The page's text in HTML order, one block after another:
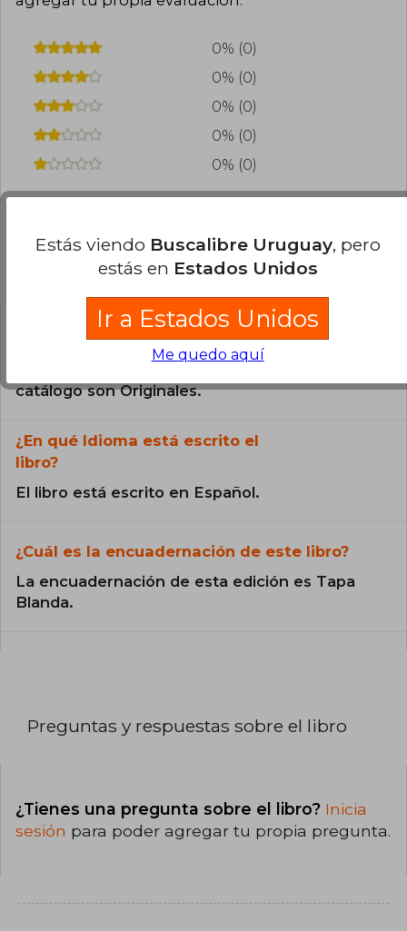
0% (0)
0% (0)
0% (0)
0% (0)
0% (0)
Preguntas frecuentes sobre el libro
¿El libro es original?
catálogo son Originales.
¿En qué Idioma está escrito el
libro?
El libro está escrito en Español.
¿Cuál es la encuadernación de este libro?
La encuadernación de esta edición es Tapa
Blanda.
Preguntas y respuestas sobre el libro
¿Tienes una pregunta sobre el libro? Inicia
sesión para poder agregar tu propia pregunta.
Estás viendo Buscalibre Uruguay, pero
estás en Estados Unidos
Ir a Estados Unidos
Me quedo aquí